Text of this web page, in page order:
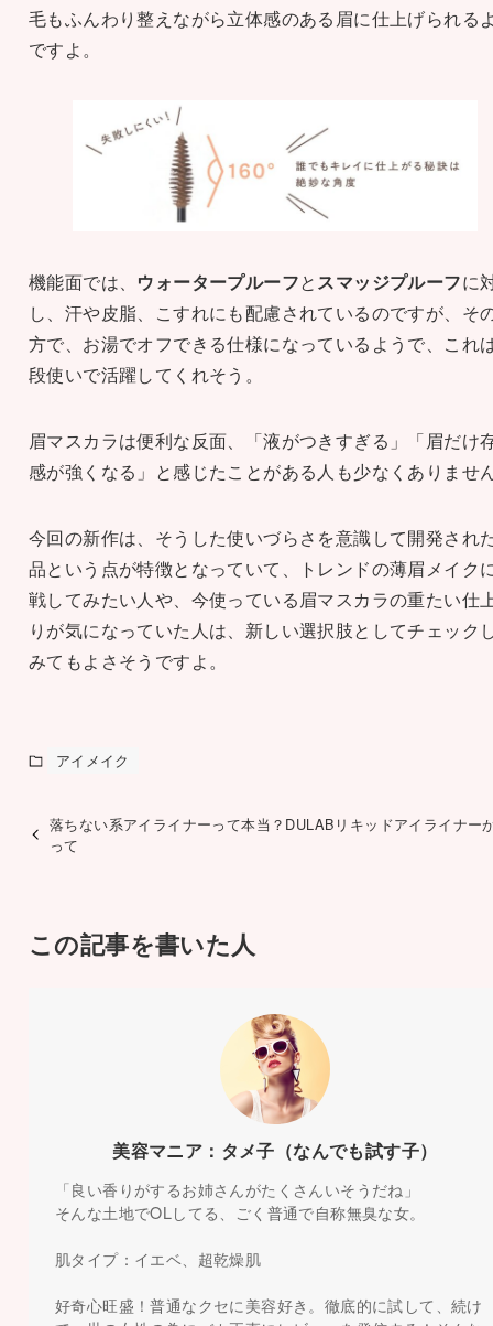
毛もふんわり整えながら立体感のある眉に仕上げられる
ですよ。
機能面では、 ウォータープルーフとスマッジプルーフに
し、汗や皮脂、こすれにも配慮されているのですが、そ
方で、お湯でオフできる仕様になっているようで、これ
段使いで活躍してくれそう。
眉マスカラは便利な反面、「液がつきすぎる」「眉だけ
感が強くなる」と感じたことがある人も少なくありませ
今回の新作は、そうした使いづらさを意識して開発され
品という点が特徴となっていて、トレンドの薄眉メイク
戦してみたい人や、今使っている眉マスカラの重たい仕
りが気になっていた人は、新しい選択肢としてチェック
みてもよさそうですよ。
アイメイク
落ちない系アイライナーって本当？DULABリキッドアイライナー
って
この記事を書いた人
美容マニア：タメ子（なんでも試す子）
「良い香りがするお姉さんがたくさんいそうだね」
そんな土地でOLしてる、ごく普通で自称無臭な女。
肌タイプ：イエベ、超乾燥肌
好奇心旺盛！普通なクセに美容好き。徹底的に試して、続け